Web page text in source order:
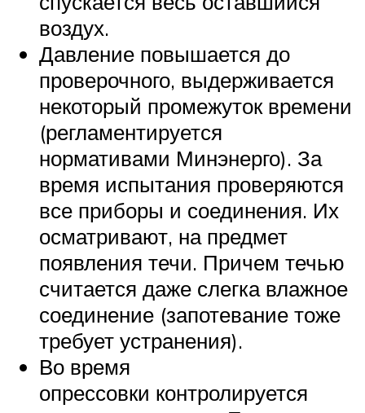
воздух.
Давление повышается до
проверочного, выдерживается
некоторый промежуток времени
(регламентируется
нормативами Минэнерго). За
время испытания проверяются
все приборы и соединения. Их
осматривают, на предмет
появления течи. Причем течью
считается даже слегка влажное
соединение (запотевание тоже
требует устранения).
Во время
опрессовки контролируется